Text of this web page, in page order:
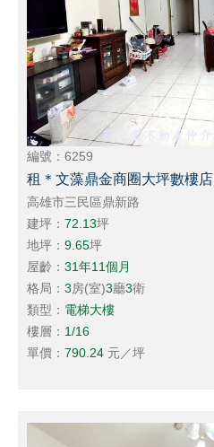
編號：6259
租＊文藻鼎金商圈大坪數樓店
高雄市三民區鼎新路
建坪：72.13坪
地坪：9.65坪
屋齡：31年11個月
格局：3房(室)3廳3衛
類型： 電梯大樓
樓層： 1/16
單價：790.24 元／坪